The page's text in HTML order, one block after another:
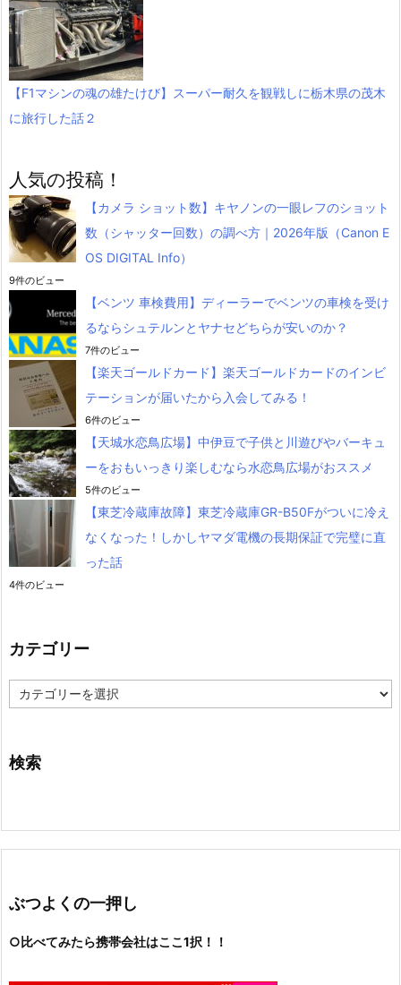
【F1マシンの魂の雄たけび】スーパー耐久を観戦しに栃木県の茂木
に旅行した話２
人気の投稿！
【カメラ ショット数】キヤノンの一眼レフのショット
数（シャッター回数）の調べ方｜2026年版（Canon E
OS DIGITAL Info）
9件のビュー
【ベンツ 車検費用】ディーラーでベンツの車検を受け
るならシュテルンとヤナセどちらが安いのか？
7件のビュー
【楽天ゴールドカード】楽天ゴールドカードのインビ
テーションが届いたから入会してみる！
6件のビュー
【天城水恋鳥広場】中伊豆で子供と川遊びやバーキュ
ーをおもいっきり楽しむなら水恋鳥広場がおススメ
5件のビュー
【東芝冷蔵庫故障】東芝冷蔵庫GR-B50Fがついに冷え
なくなった！しかしヤマダ電機の長期保証で完璧に直
った話
4件のビュー
カテゴリー
テ
ー
検索
ぶつよくの一押し
○比べてみたら携帯会社はここ1択！！